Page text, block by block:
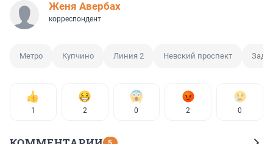
Женя Авербах
корреспондент
Метро Купчино Линия 2 Невский проспект
1 2 0 2 0